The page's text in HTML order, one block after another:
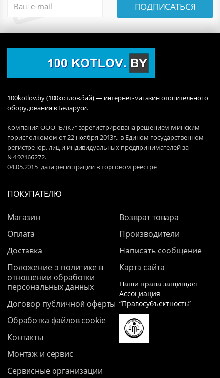
ПОДПИСАТЬСЯ
100kotlov.by (100котлов.бай) — интернет-магазин отопительного
оборудования в Беларуси.
Компания ООО "БЛК7" зарегистрирована решением Минским
горисполкомом от 22 ноября 2013г., в Едином государственном
регистре юр. лиц и индивидуальных предпринимателей за
№192166272.
04.05.2015 дата регистрации в торговом реестре
ПОКУПАТЕЛЮ
Магазин
Оплата
Доставка
Положение о политике в
отношении обработки
персональных данных
Договор публичной оферты
Обработка файлов cookie
Контакты
Монтаж и сервис
Сервисные организации
Возврат товара
Производители
Написать сообщение
Карта сайта
Наши права защищает
Ассоциация
“Правосубъектность”